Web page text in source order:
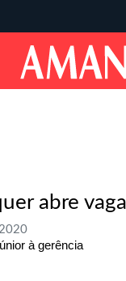
abre
à gerência